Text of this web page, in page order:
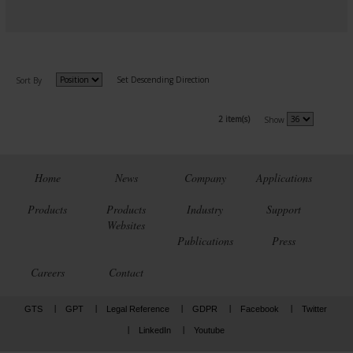
Sort By Set Descending Direction
2 item(s) Show
Home News Company Applications
Products
Products
Websites
Industry Support
Publications Press
Careers Contact
GTS GPT Legal Reference GDPR Facebook Twitter
LinkedIn Youtube